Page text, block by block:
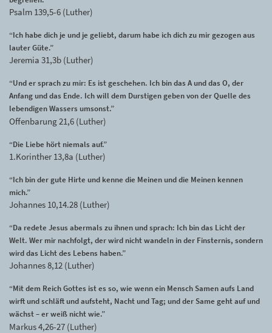
Psalm 139,5-6 (Luther)
“Ich habe dich je und je geliebt, darum habe ich dich zu mir gezogen aus
lauter Güte.”
Jeremia 31,3b (Luther)
“Und er sprach zu mir: Es ist geschehen. Ich bin das A und das O, der
Anfang und das Ende. Ich will dem Durstigen geben von der Quelle des
lebendigen Wassers umsonst.”
Offenbarung 21,6 (Luther)
“Die Liebe hört niemals auf.”
1.Korinther 13,8a (Luther)
“Ich bin der gute Hirte und kenne die Meinen und die Meinen kennen
mich.”
Johannes 10,14.28 (Luther)
“Da redete Jesus abermals zu ihnen und sprach: Ich bin das Licht der
Welt. Wer mir nachfolgt, der wird nicht wandeln in der Finsternis, sondern
wird das Licht des Lebens haben.”
Johannes 8,12 (Luther)
“Mit dem Reich Gottes ist es so, wie wenn ein Mensch Samen aufs Land
wirft und schläft und aufsteht, Nacht und Tag; und der Same geht auf und
wächst – er weiß nicht wie.”
Markus 4,26-27 (Luther)